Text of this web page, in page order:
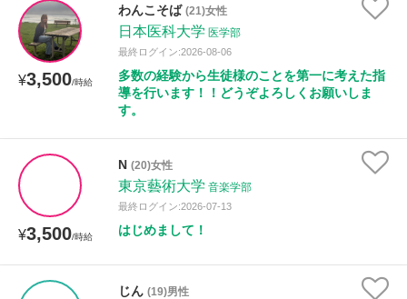
¥3,500/時給
わんこそば (21)女性
日本医科大学 医学部
最終ログイン:2026-08-06
多数の経験から生徒様のことを第一に考えた指
導を行います！！どうぞよろしくお願いしま
す。
¥3,500/時給
N (20)女性
東京藝術大学 音楽学部
最終ログイン:2026-07-13
はじめまして！
じん (19)男性